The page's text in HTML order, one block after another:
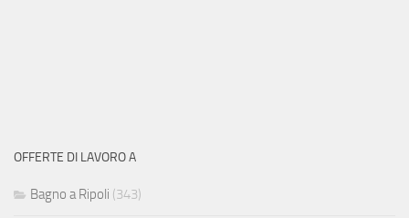
OFFERTE DI LAVORO A
Bagno a Ripoli (343)